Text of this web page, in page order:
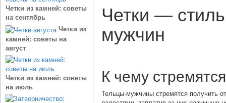
Четки из камней: советы
на сентябрь
Четки из
камней: советы на
август
Четки из камней: советы
на июль
Четки —
мужчин
К чему
Тельцы-мужчины стремятся получить